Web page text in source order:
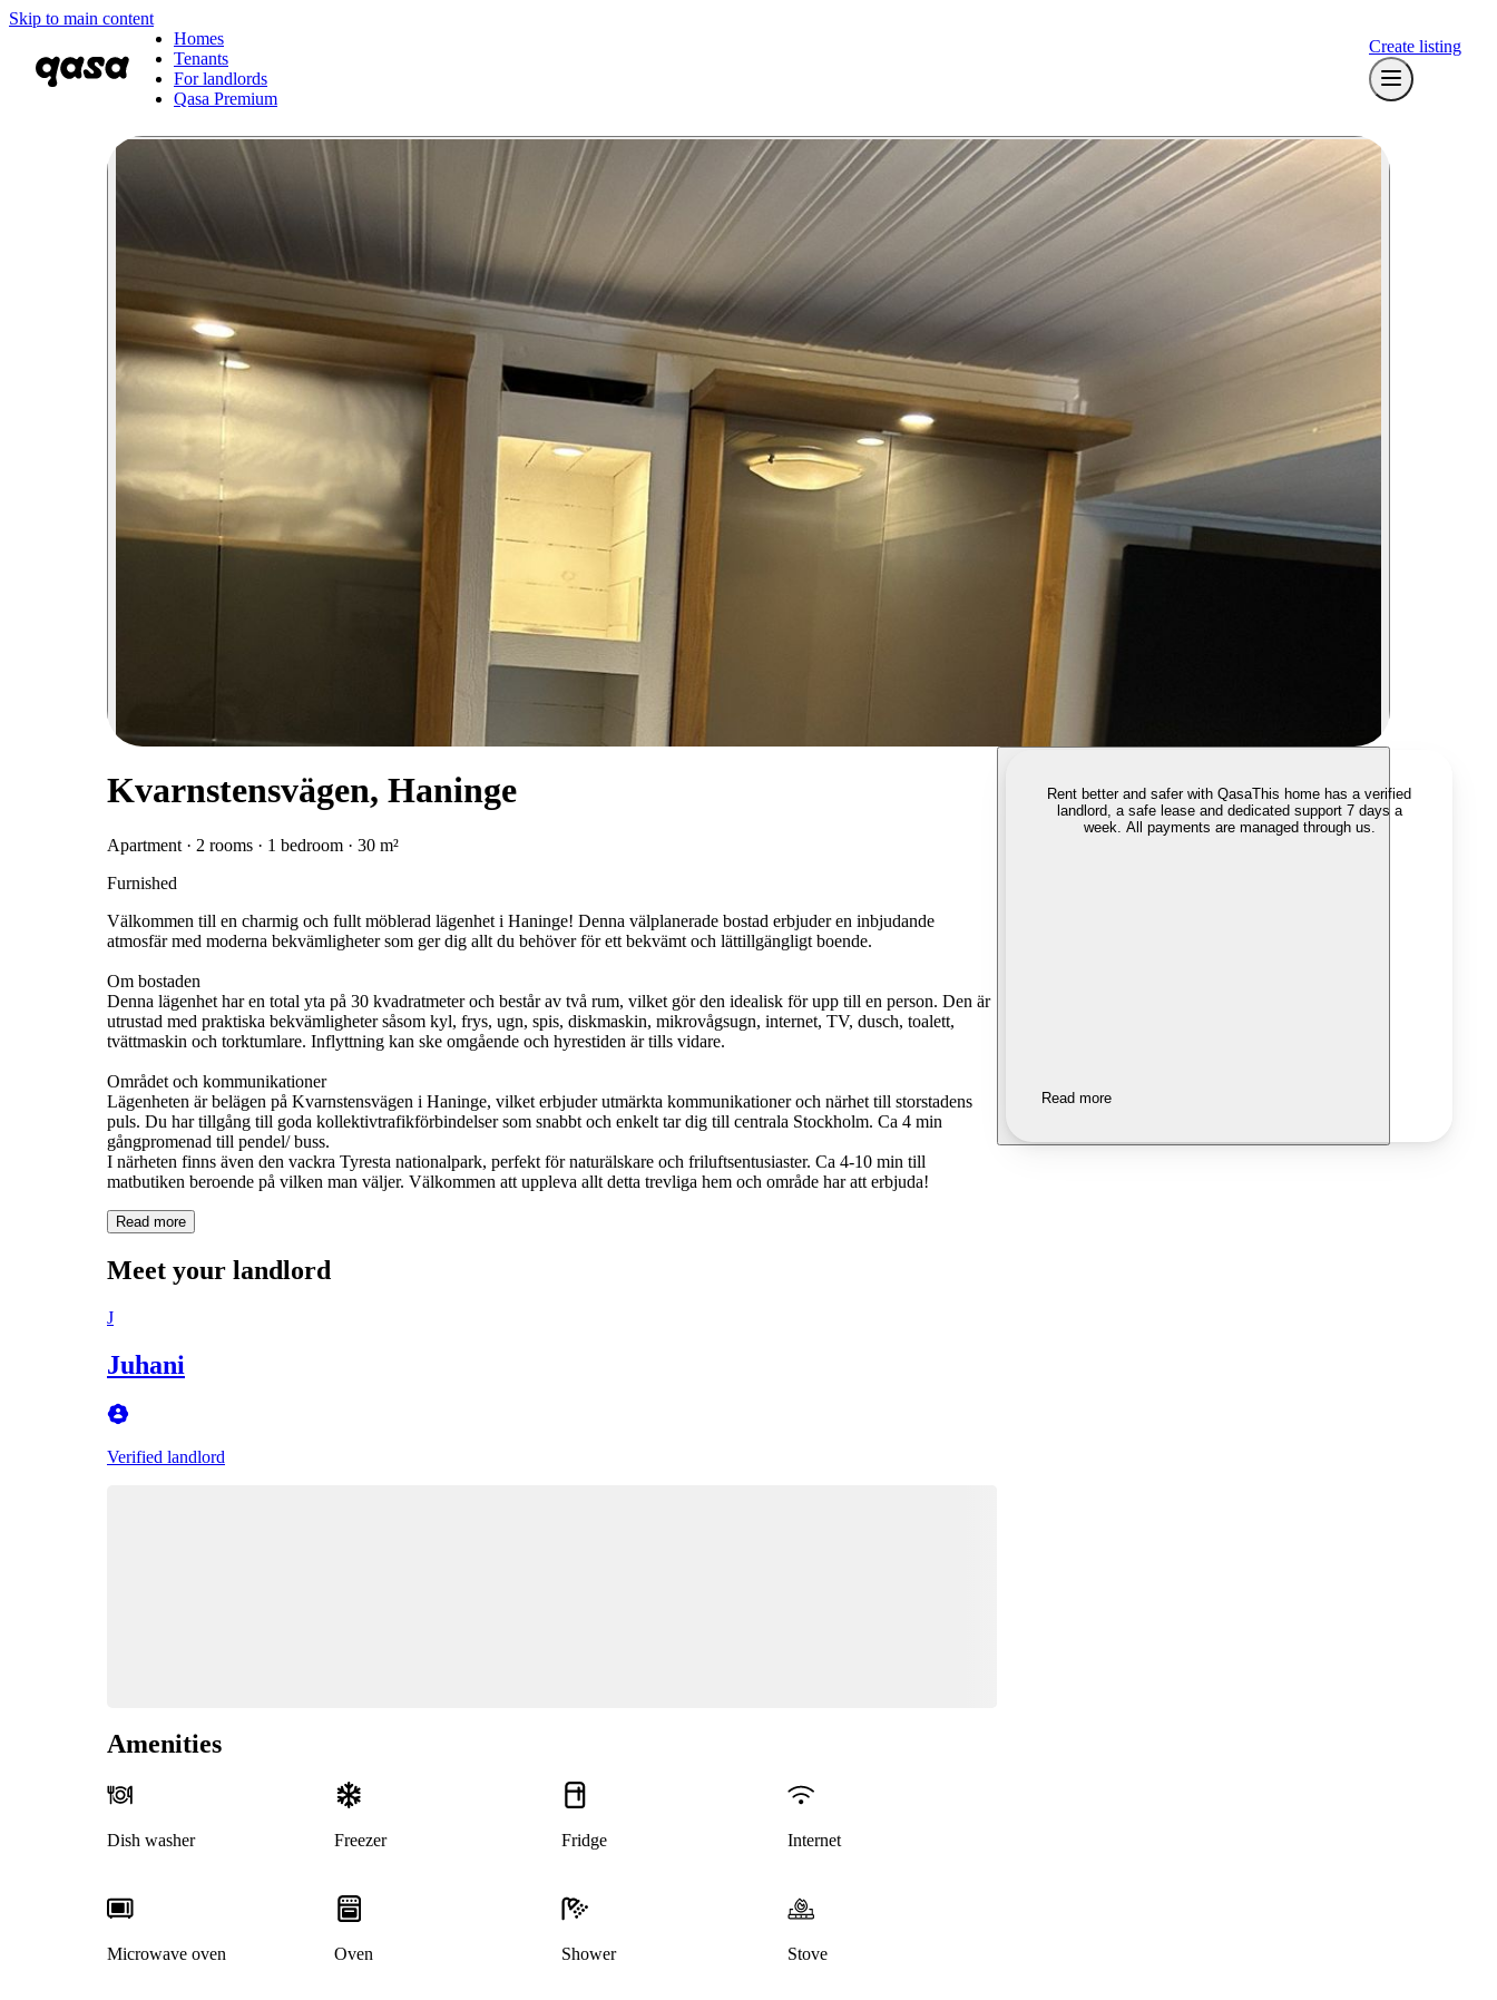
Skip to main content
Homes
Tenants
For landlords
Qasa Premium
Create listing
Kvarnstensvägen, Haninge
Apartment · 2 rooms · 1 bedroom · 30 m²
Furnished
Välkommen till en charmig och fullt möblerad lägenhet i Haninge! Denna välplanerade bostad erbjuder en inbjudande
atmosfär med moderna bekvämligheter som ger dig allt du behöver för ett bekvämt och lättillgängligt boende.
Om bostaden
Denna lägenhet har en total yta på 30 kvadratmeter och består av två rum, vilket gör den idealisk för upp till en person. Den är
utrustad med praktiska bekvämligheter såsom kyl, frys, ugn, spis, diskmaskin, mikrovågsugn, internet, TV, dusch, toalett,
tvättmaskin och torktumlare. Inflyttning kan ske omgående och hyrestiden är tills vidare.
Området och kommunikationer
Lägenheten är belägen på Kvarnstensvägen i Haninge, vilket erbjuder utmärkta kommunikationer och närhet till storstadens
puls. Du har tillgång till goda kollektivtrafikförbindelser som snabbt och enkelt tar dig till centrala Stockholm. Ca 4 min
gångpromenad till pendel/ buss.
I närheten finns även den vackra Tyresta nationalpark, perfekt för naturälskare och friluftsentusiaster. Ca 4-10 min till
Read more
Meet your landlord
J
Juhani
Verified landlord
Amenities
Dish washer Freezer Fridge Internet
Microwave oven Oven Shower Stove
Rent better and safer with QasaThis home has a verified
landlord, a safe lease and dedicated support 7 days a
week. All payments are managed through us.
Read more